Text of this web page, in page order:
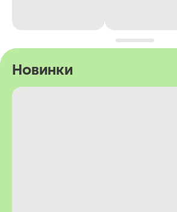
Новинки